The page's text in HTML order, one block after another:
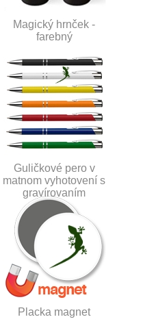
Magický hrnček -
farebný
Guličkové pero v
matnom vyhotovení s
gravírovaním
Placka magnet